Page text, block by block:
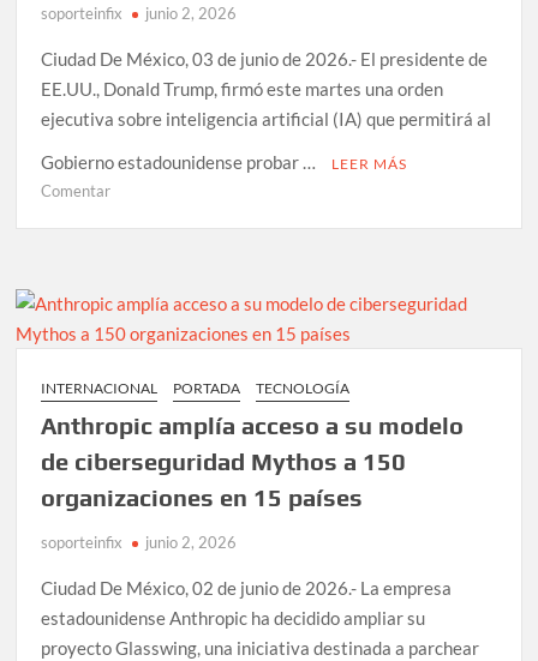
soporteinfix junio 2, 2026
Ciudad De México, 03 de junio de 2026.- El presidente de
EE.UU., Donald Trump, firmó este martes una orden
ejecutiva sobre inteligencia artificial (IA) que permitirá al
Gobierno estadounidense probar …
LEER MÁS
Comentaren
ejecutiva
probar
vetar
modelos
de
por
seguridad
INTERNACIONAL PORTADA TECNOLOGÍA
Anthropic amplía acceso a su modelo
de ciberseguridad Mythos a 150
organizaciones en 15 países
soporteinfix junio 2, 2026
Ciudad De México, 02 de junio de 2026.- La empresa
estadounidense Anthropic ha decidido ampliar su
proyecto Glasswing, una iniciativa destinada a parchear